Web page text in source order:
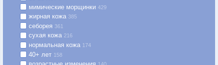
мимические морщинки 429
жирная кожа 385
себорея 361
сухая кожа 216
нормальная кожа 174
40+ лет 158